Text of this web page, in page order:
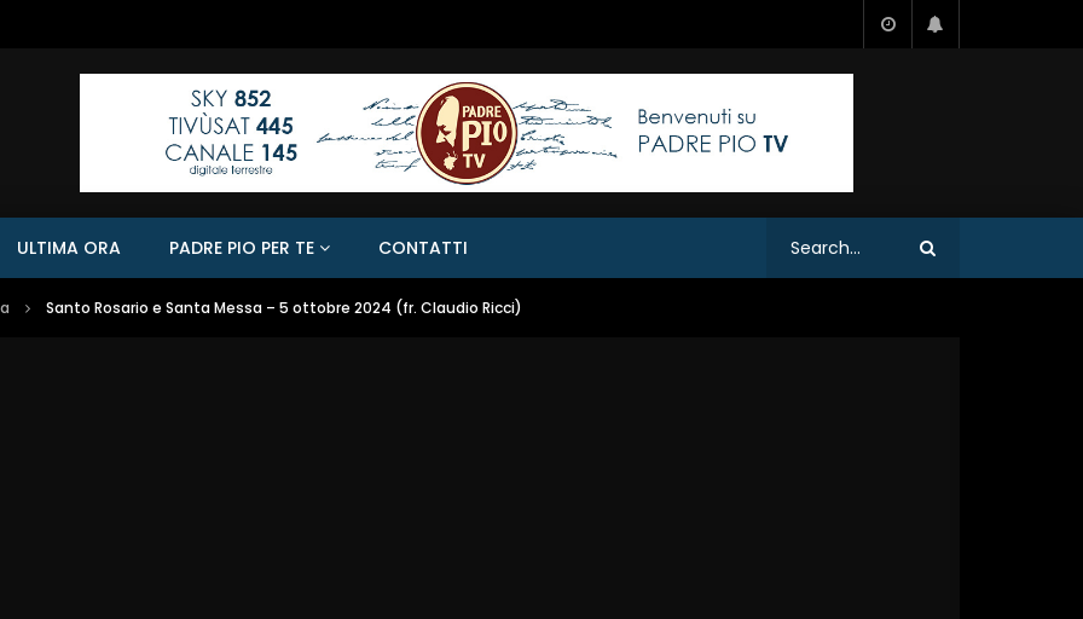
ULTIMA ORA PADRE PIO PER TE CONTATTI
Santo Rosario e Santa Messa – 5 ottobre 2024 (fr. Claudio Ricci)